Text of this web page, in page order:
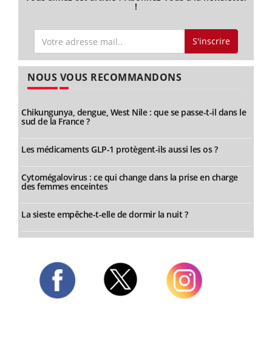
!
S'inscrire
NOUS VOUS RECOMMANDONS
Chikungunya, dengue, West Nile : que se passe-t-il dans le
sud de la France ?
Les médicaments GLP-1 protègent-ils aussi les os ?
Cytomégalovirus : ce qui change dans la prise en charge
des femmes enceintes
La sieste empêche-t-elle de dormir la nuit ?